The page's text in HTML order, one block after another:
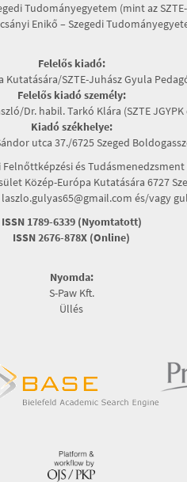
Tudományegyetem (mint az
Enikő – Szegedi
Felelős kiadó:
Kutatására/SZTE-Juhász Gyula
Felelős kiadó személy:
Dr. habil. Tarkó Klára (SZTE
Kiadó székhelye:
utca 37./6725 Szeged
Felnőttképzési és
Közép-Európa Kutatására 6727
és/vagy
ISSN 1789-6339 (Nyomtatott)
ISSN 2676-878X (Online)
Nyomda:
S-Paw Kft.
Üllés